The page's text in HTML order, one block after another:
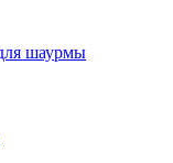
шаурмы